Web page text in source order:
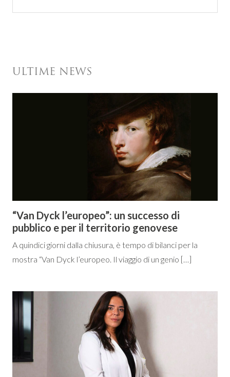
ULTIME NEWS
“Van Dyck l’europeo”: un successo di
pubblico e per il territorio genovese
A quindici giorni dalla chiusura, è tempo di bilanci per la
mostra “Van Dyck l’europeo. Il viaggio di un genio […]